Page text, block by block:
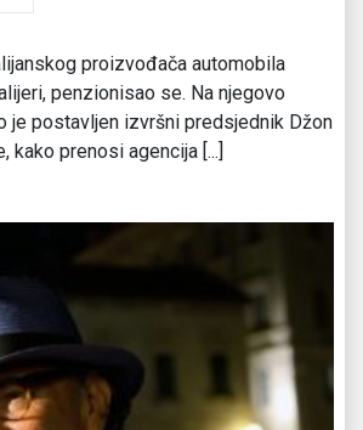
proizvođača automobila
penzionisao se. Na njegovo
je postavljen izvršni predsjednik Džon
kako prenosi agencija [...]